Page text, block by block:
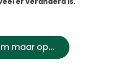
maar op...